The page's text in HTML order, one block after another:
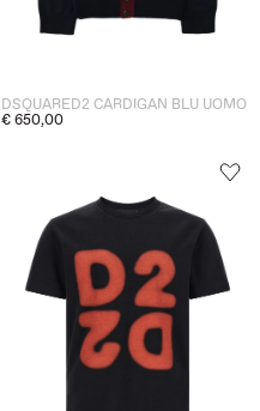
DSQUARED2 CARDIGAN BLU UOMO
€ 650,00